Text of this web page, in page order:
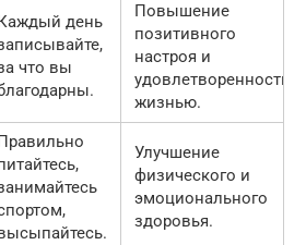
день
что вы
Повышение
позитивного
настроя и
удовлетворенности
жизнью.
Улучшение
физического и
эмоционального
здоровья.